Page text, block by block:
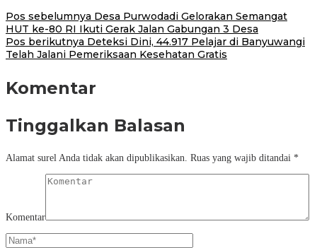
Pos sebelumnya Desa Purwodadi Gelorakan Semangat
HUT ke-80 RI Ikuti Gerak Jalan Gabungan 3 Desa
Pos berikutnya Deteksi Dini, 44.917 Pelajar di Banyuwangi
Telah Jalani Pemeriksaan Kesehatan Gratis
Komentar
Tinggalkan Balasan
Alamat surel Anda tidak akan dipublikasikan. Ruas yang wajib ditandai *
Komentar